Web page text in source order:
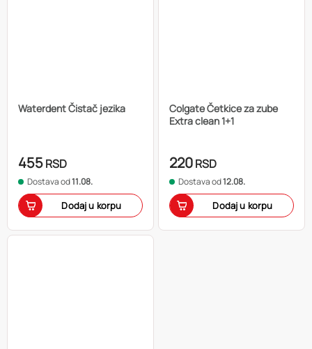
Waterdent Čistač jezika
455RSD
Dostava od11.08.
Dodaj u korpu
Colgate Četkice za zube
Extra clean 1+1
220RSD
Dostava od12.08.
Dodaj u korpu